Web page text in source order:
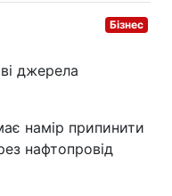
Бізнес
джерела
намір припинити
нафтопровід